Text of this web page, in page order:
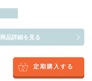
商品詳細を見る
定期購入する